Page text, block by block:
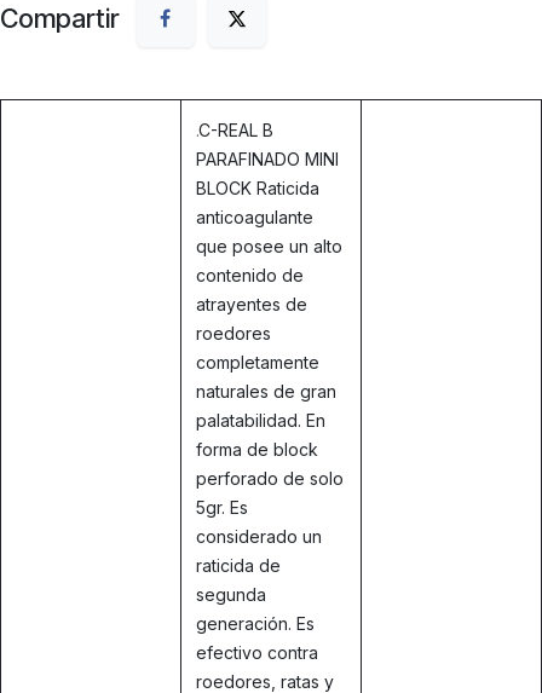
Compartir
.C-REAL B
PARAFINADO MINI
BLOCK Raticida
anticoagulante
que posee un alto
contenido de
atrayentes de
roedores
completamente
naturales de gran
palatabilidad. En
forma de block
perforado de solo
5gr. Es
considerado un
raticida de
segunda
generación. Es
efectivo contra
roedores, ratas y